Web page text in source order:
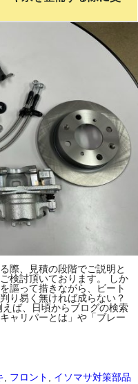
際、見積の段階でご説明と
検討頂いております。 しか
謳って措きながら、ビート
り易く無ければ成らない？
ば、日頃からブログの検索
ャリパーとは」や「ブレー
フロント
イソマサ対策部品